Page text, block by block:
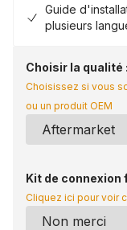
Guide
plusieurs
Choisir la qualité :
Choisissez si vous
ou un produit OEM
Kit de connexion
Cliquez ici pour voir